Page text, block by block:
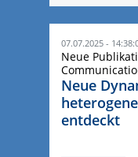
07.07.2025 -
Neue
Neue
entdeckt